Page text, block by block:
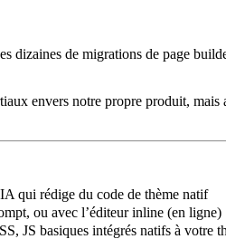
dizaines de migrations de page
envers notre propre produit, mais
qui rédige du code de thème natif
ou avec l’éditeur inline (en ligne)
JS basiques intégrés natifs à votre